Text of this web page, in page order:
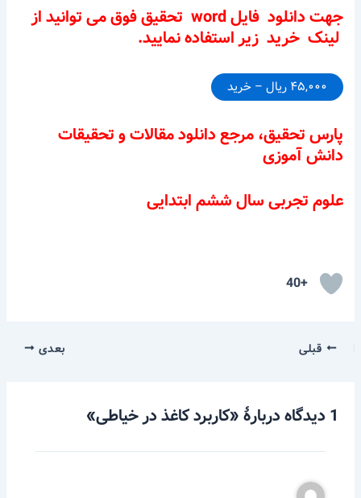
جهت دانلود فایل word تحقیق فوق می توانید از
لینک خرید زیر استفاده نمایید.
۴۵,۰۰۰ ریال – خرید
پارس تحقیق، مرجع دانلود مقالات و تحقیقات
دانش آموزی
علوم تجربی سال ششم ابتدایی
+40
قبلی بعدی
1 دیدگاه دربارهٔ «کاربرد کاغذ در خیاطی»